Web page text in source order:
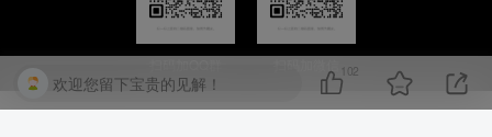
欢迎您留下宝贵的见解！
102